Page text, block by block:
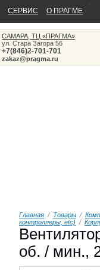
СЕРВИС О ПРАГМЕ
САМАРА, ТЦ «ПРАГМА»
ул. Стара Загора 56
+7(846)2-701-701
zakaz@pragma.ru
Главная / Товары /
контроллеры, etc) /
об. / мин.,